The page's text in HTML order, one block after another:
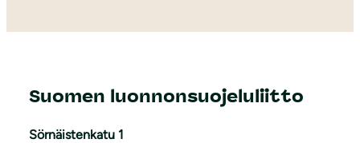
Suomen luonnonsuojeluliitto
Sörnäistenkatu 1